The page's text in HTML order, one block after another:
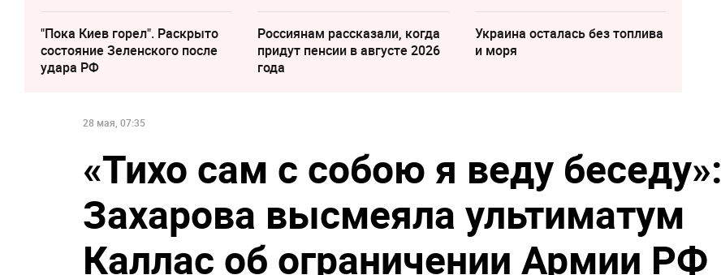
"Пока Киев горел". Раскрыто
состояние Зеленского после
удара РФ
Россиянам рассказали, когда
придут пенсии в августе 2026
года
Украина осталась без топлива
и моря
28 мая, 07:35
«Тихо сам с собою я веду беседу»:
Захарова высмеяла ультиматум
Каллас об ограничении Армии РФ